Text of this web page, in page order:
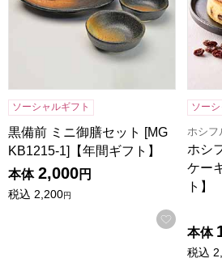
ソーシャルギフト
黒備前 ミニ御膳セット [MG
KB1215-1]【年間ギフト】
本体 2,000円
税込 2,200円
お気に
ソー
ホシフ
ホシ
ケー
ト】
本体
税込